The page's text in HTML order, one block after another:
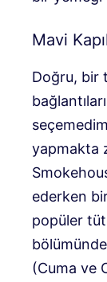
Mavi
Doğru, bir
yapmakta
ederken
popüler
(Cuma ve